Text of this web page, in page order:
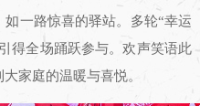
一路惊喜的驿站。多轮“幸运
得全场踊跃参与。欢声笑语此
家庭的温暖与喜悦。